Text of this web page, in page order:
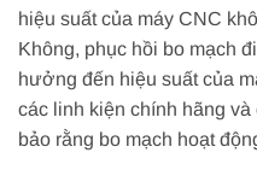
hiệu suất của máy CNC
Không, phục hồi bo mạch
hưởng đến hiệu suất của
các linh kiện chính hãng
bảo rằng bo mạch hoạt